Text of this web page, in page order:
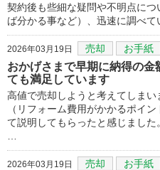
契約後も些細な疑問や不明点に
ば分かる事など）、迅速に調べ
2026年03月19日 売却 お手紙
おかげさまで早期に納得の
ても満足しています
高値で売却しようと考えてしま
（リフォーム費用がかかるポイ
て説明してもらったと感じました。
2026年03月19日 売却 お手紙